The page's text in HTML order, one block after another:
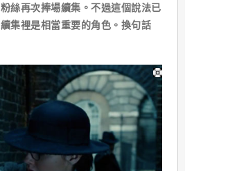
絲再次捧場續集。不過這個說法已
集裡是相當重要的角色。換句話